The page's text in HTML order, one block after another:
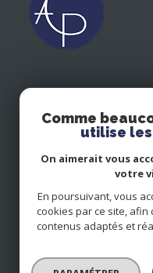
EN PATRIMOINE 64
05 59 43 06 47
cacp64@icloud.com
" CÔTÉ IMMOBILIER
BOURG 64480
Nos partenaires Mentions
Comme
utilise
On aimerait vous
votre
En poursuivant, vous
cookies par ce site,
contenus adaptés et